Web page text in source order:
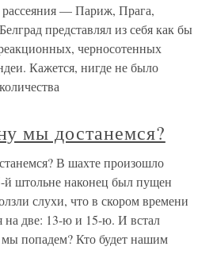
рассеяния — Париж, Прага,
представлял из себя как бы
черносотенных
Кажется, нигде не было
мы достанемся?
В шахте произошло
й штольне наконец был пущен
слухи, что в скором времени
на две: 13-ю и 15-ю. И встал
попадем? Кто будет нашим